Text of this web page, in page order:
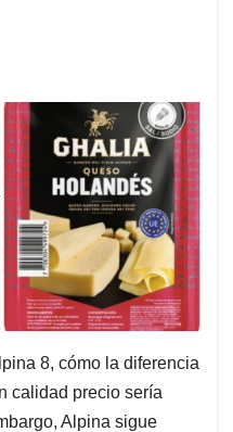
8, cómo la diferencia
calidad precio sería
Alpina sigue